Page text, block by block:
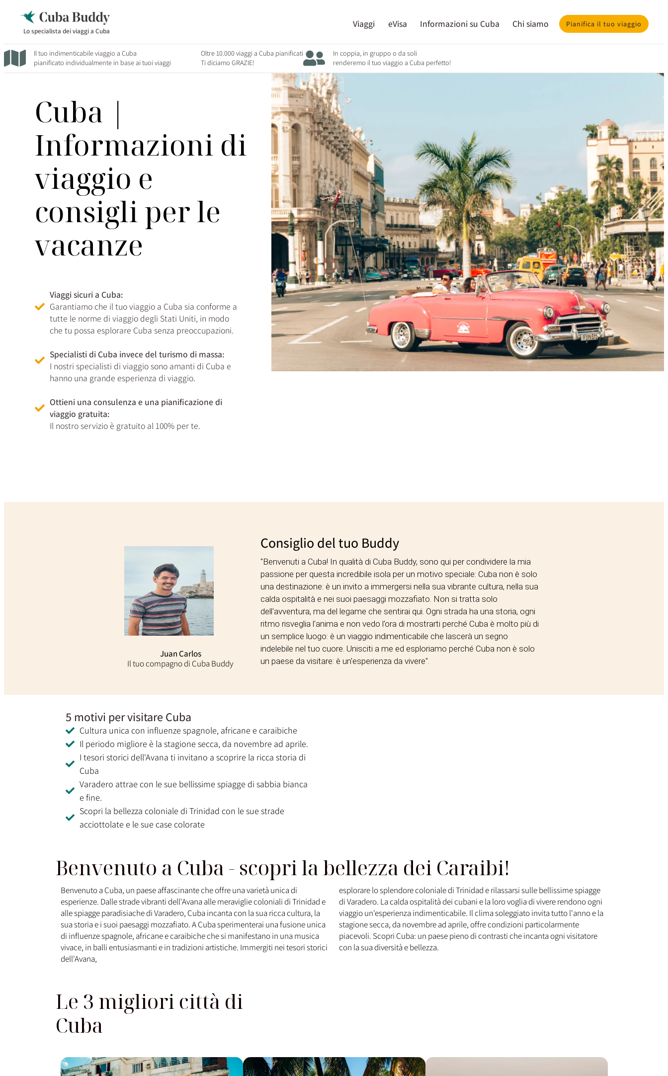
Lo specialista dei viaggi a Cuba
Viaggi eVisa Informazioni su Cuba Chi siamo Pianifica il tuo viaggio
Il tuo indimenticabile viaggio a Cuba
pianificato individualmente in base ai tuoi viaggi
Oltre 10.000 viaggi a Cuba pianificati
Ti diciamo GRAZIE!
In coppia, in gruppo o da soli
renderemo il tuo viaggio a Cuba perfetto!
Cuba |
Informazioni di
viaggio e
consigli per le
vacanze
Viaggi sicuri a Cuba:
Garantiamo che il tuo viaggio a Cuba sia conforme a
tutte le norme di viaggio degli Stati Uniti, in modo
che tu possa esplorare Cuba senza preoccupazioni.
Specialisti di Cuba invece del turismo di massa:
I nostri specialisti di viaggio sono amanti di Cuba e
hanno una grande esperienza di viaggio.
Ottieni una consulenza e una pianificazione di
viaggio gratuita:
Il nostro servizio è gratuito al 100% per te.
Juan Carlos
Il tuo compagno di Cuba Buddy
Consiglio del tuo Buddy
"Benvenuti a Cuba! In qualità di Cuba Buddy, sono qui per condividere la mia
passione per questa incredibile isola per un motivo speciale: Cuba non è solo
una destinazione: è un invito a immergersi nella sua vibrante cultura, nella sua
calda ospitalità e nei suoi paesaggi mozzafiato. Non si tratta solo
dell'avventura, ma del legame che sentirai qui. Ogni strada ha una storia, ogni
ritmo risveglia l'anima e non vedo l'ora di mostrarti perché Cuba è molto più di
un semplice luogo: è un viaggio indimenticabile che lascerà un segno
indelebile nel tuo cuore. Unisciti a me ed esploriamo perché Cuba non è solo
un paese da visitare: è un'esperienza da vivere".
5 motivi per visitare Cuba
Cultura unica con influenze spagnole, africane e caraibiche
Il periodo migliore è la stagione secca, da novembre ad aprile.
I tesori storici dell'Avana ti invitano a scoprire la ricca storia di
Cuba
Varadero attrae con le sue bellissime spiagge di sabbia bianca
e fine.
Scopri la bellezza coloniale di Trinidad con le sue strade
acciottolate e le sue case colorate
Benvenuto a Cuba - scopri la bellezza dei Caraibi!
Benvenuto a Cuba, un paese affascinante che offre una varietà unica di
esperienze. Dalle strade vibranti dell'Avana alle meraviglie coloniali di Trinidad e
alle spiagge paradisiache di Varadero, Cuba incanta con la sua ricca cultura, la
sua storia e i suoi paesaggi mozzafiato. A Cuba sperimenterai una fusione unica
di influenze spagnole, africane e caraibiche che si manifestano in una musica
vivace, in balli entusiasmanti e in tradizioni artistiche. Immergiti nei tesori storici
dell'Avana,
esplorare lo splendore coloniale di Trinidad e rilassarsi sulle bellissime spiagge
di Varadero. La calda ospitalità dei cubani e la loro voglia di vivere rendono ogni
viaggio un'esperienza indimenticabile. Il clima soleggiato invita tutto l'anno e la
stagione secca, da novembre ad aprile, offre condizioni particolarmente
piacevoli. Scopri Cuba: un paese pieno di contrasti che incanta ogni visitatore
con la sua diversità e bellezza.
Le 3 migliori città di
Cuba